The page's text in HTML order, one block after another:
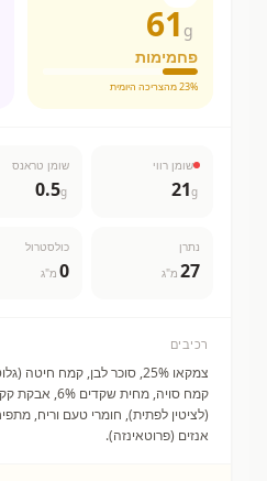
61 g
פחמימות
23% מהצריכה היומית
שומן רווי
21g
שומן טראנס
0.5g
נתרן
27 מ"ג
כולסטרול
0 מ"ג
רכיבים
צמקאו 25%, סוכר לבן, קמח
קמח סויה, מחית
אנזים (פרוטאינזה).